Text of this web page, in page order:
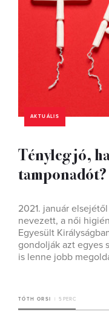
AKTUÁLIS
Tényleg jó,
tamponadót?
2021. január
nevezett, a női
Egyesült
gondolják azt egyes
is lenne jobb
TÓTH ORSI 5 PERC